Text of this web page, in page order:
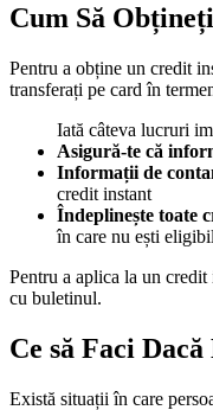
Cum Să
Pentru a obține un credit
transferați pe card în
Iată câteva lucruri
Asigură-te că
Informații de
credit instant
Îndeplinește toate
în care nu ești
Pentru a aplica la un
cu buletinul.
Ce să Faci
Există situații în care